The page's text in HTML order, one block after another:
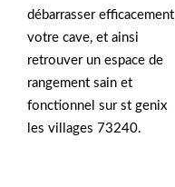
débarrasser efficacement
votre cave, et ainsi
retrouver un espace de
rangement sain et
fonctionnel sur st genix
les villages 73240.